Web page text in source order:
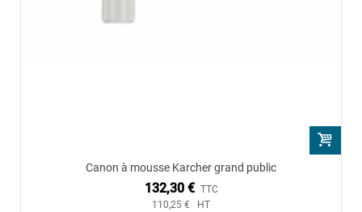
Canon à mousse Karcher grand public
132,30 € TTC
110,25 € HT